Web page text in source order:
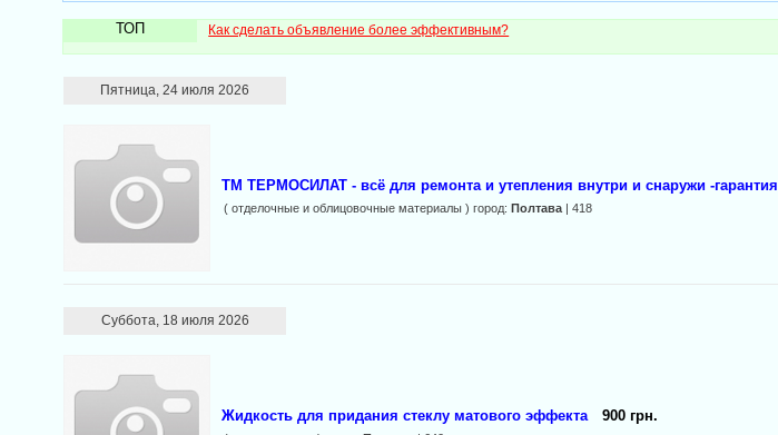
ТОП Как сделать объявление более эффективным?
Пятница, 24 июля 2026
ТМ ТЕРМОСИЛАТ - всё для ремонта и утепления внутри и снаружи -гарантия
( отделочные и облицовочные материалы ) город:Полтава | 418
Суббота, 18 июля 2026
Жидкость для придания стеклу матового эффекта 900 грн.